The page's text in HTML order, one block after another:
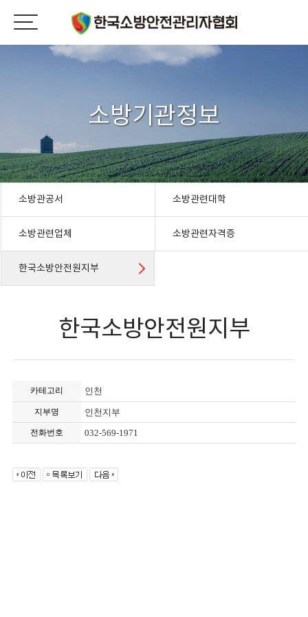
소방기관정보
소방관공서 소방관련대학
소방관련업체 소방관련자격증
한국소방안전원지부
한국소방안전원지부
카테고리 인천
지부명 인천지부
전화번호 032-569-1971